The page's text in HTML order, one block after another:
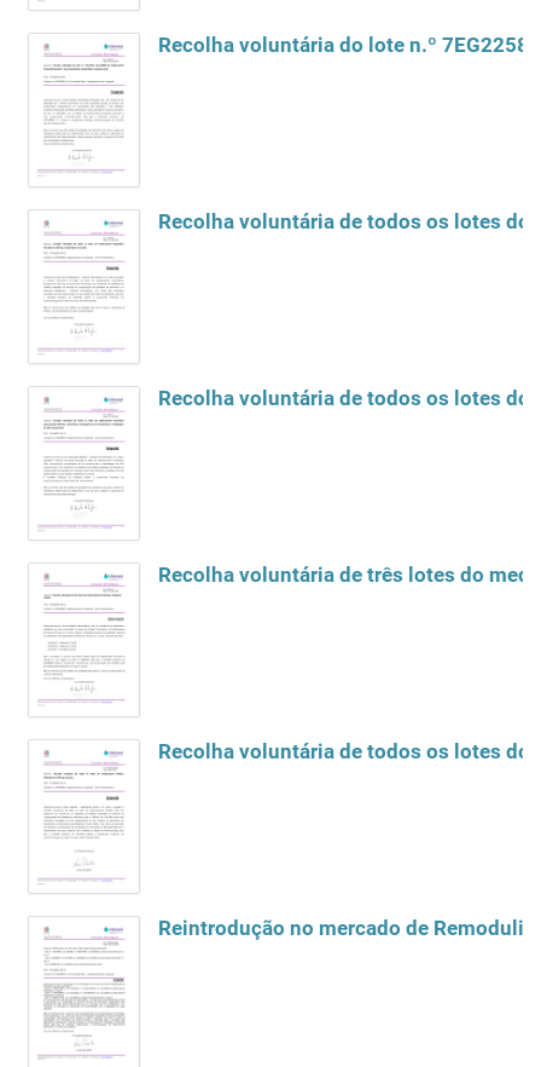
Recolha voluntária do lote n.º
Recolha voluntária de todos os lotes
Recolha voluntária de todos os lotes
Recolha voluntária de três lotes do
Recolha voluntária de todos os lotes
Reintrodução no mercado de